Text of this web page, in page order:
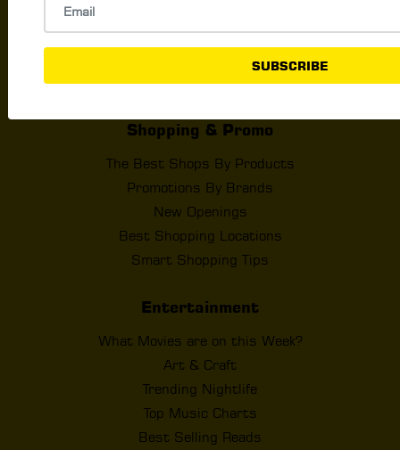
SUBSCRIBE
Events & Exhibition
Activities To Do In Yangon
Shopping & Promo
The Best Shops By Products
Promotions By Brands
New Openings
Best Shopping Locations
Smart Shopping Tips
Entertainment
What Movies are on this Week?
Art & Craft
Trending Nightlife
Top Music Charts
Best Selling Reads